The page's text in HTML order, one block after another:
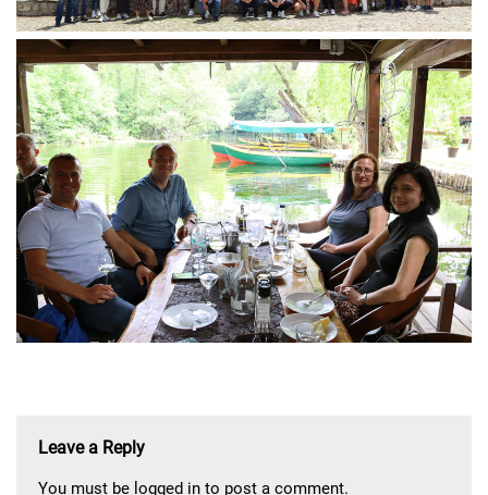
Leave a Reply
You must be logged in to post a comment.